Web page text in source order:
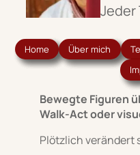
Jeder
Home Über mich
Bewegte Figuren
Walk-Act oder
Plötzlich verändert